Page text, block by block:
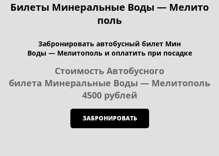
Билеты Минеральные Воды — Мелито
поль
Забронировать автобусный билет Мин
Воды — Мелитополь и оплатить при посадке
Стоимость Автобусного
билета Минеральные Воды — Мелитополь
4500 рублей
ЗАБРОНИРОВАТЬ